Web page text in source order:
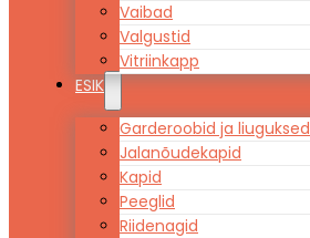
Vaibad
Valgustid
Vitriinkapp
ESIK
Garderoobid ja liuguksed
Jalanõudekapid
Kapid
Peeglid
Riidenagid